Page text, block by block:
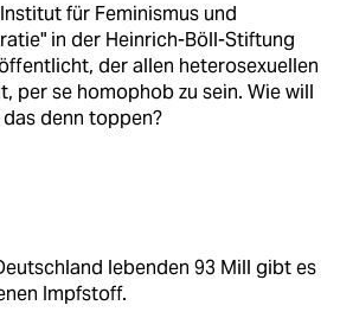
für Feminismus und
in der Heinrich-Böll-Stiftung
der allen heterosexuellen
per se homophob zu sein. Wie will
denn toppen?
lebenden 93 Mill gibt es
Impfstoff.